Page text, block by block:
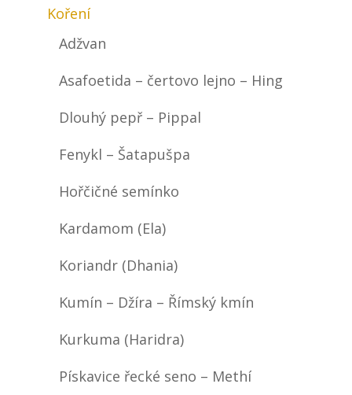
Koření
Adžvan
Asafoetida – čertovo lejno – Hing
Dlouhý pepř – Pippal
Fenykl – Šatapušpa
Hořčičné semínko
Kardamom (Ela)
Koriandr (Dhania)
Kumín – Džíra – Římský kmín
Kurkuma (Haridra)
Pískavice řecké seno – Methí